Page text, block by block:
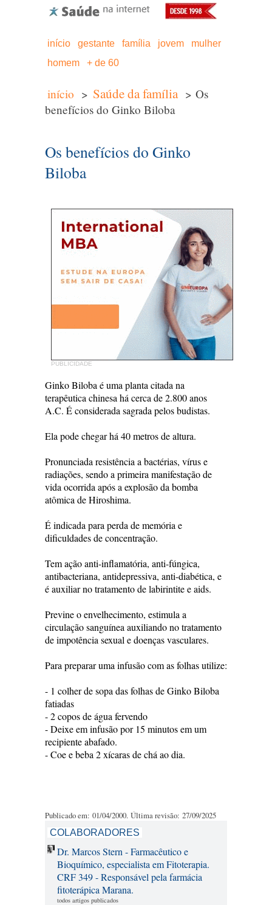
início gestante família jovem
mulher
homem
+ de 60
início > Saúde da família > Os
benefícios do Ginko Biloba
Os benefícios do Ginko
Biloba
PUBLICIDADE
Ginko Biloba é uma planta citada na
terapêutica chinesa há cerca de 2.800 anos
A.C. É considerada sagrada pelos budistas.
Ela pode chegar há 40 metros de altura.
Pronunciada resistência a bactérias, vírus e
radiações, sendo a primeira manifestação de
vida ocorrida após a explosão da bomba
atômica de Hiroshima.
É indicada para perda de memória e
dificuldades de concentração.
Tem ação anti-inflamatória, anti-fúngica,
antibacteriana, antidepressiva, anti-diabética, e
é auxiliar no tratamento de labirintite e aids.
Previne o envelhecimento, estimula a
circulação sanguínea auxiliando no tratamento
de impotência sexual e doenças vasculares.
Para preparar uma infusão com as folhas utilize:
- 1 colher de sopa das folhas de Ginko Biloba
fatiadas
- 2 copos de água fervendo
- Deixe em infusão por 15 minutos em um
recipiente abafado.
- Coe e beba 2 xícaras de chá ao dia.
Publicado em: 01/04/2000. Última revisão: 27/09/2025
COLABORADORES
Dr. Marcos Stern - Farmacêutico e
Bioquímico, especialista em Fitoterapia.
CRF 349 - Responsável pela farmácia
fitoterápica Marana.
todos artigos publicados